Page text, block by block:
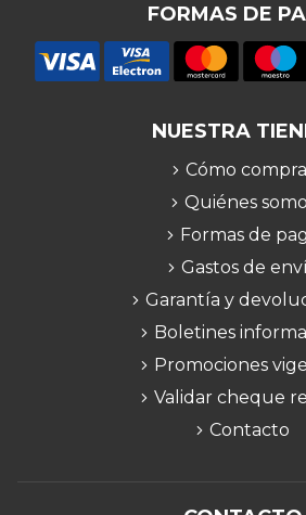
FORMAS DE
NUESTRA
Cómo
Quiénes
Formas de
Gastos de
Garantía y
Boletines
Promociones
Validar cheque
Contacto